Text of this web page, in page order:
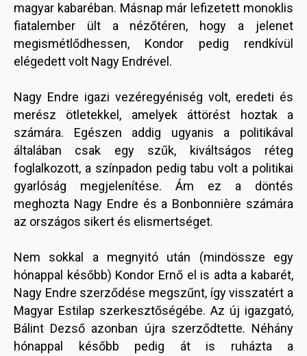
magyar kabaréban. Másnap már lefizetett monoklis
fiatalember ült a nézőtéren, hogy a jelenet
megismétlődhessen, Kondor pedig rendkívül
elégedett volt Nagy Endrével.
Nagy Endre igazi vezéregyéniség volt, eredeti és
merész ötletekkel, amelyek áttörést hoztak a
számára. Egészen addig ugyanis a politikával
általában csak egy szűk, kiváltságos réteg
foglalkozott, a színpadon pedig tabu volt a politikai
gyarlóság megjelenítése. Ám ez a döntés
meghozta Nagy Endre és a Bonbonnière számára
az országos sikert és elismertséget.
Nem sokkal a megnyitó után (mindössze egy
hónappal később) Kondor Ernő el is adta a kabarét,
Nagy Endre szerződése megszűnt, így visszatért a
Magyar Estilap szerkesztőségébe. Az új igazgató,
Bálint Dezső azonban újra szerződtette. Néhány
hónappal később pedig át is ruházta a